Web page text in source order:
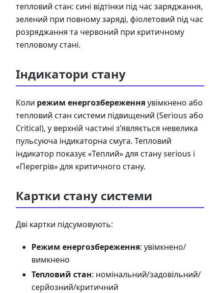
тепловий стан: сині відтінки під час заряджання,
зелений при повному заряді, фіолетовий під час
розряджання та червоний при критичному
тепловому стані.
Індикатори стану
Коли режим енергозбереженняувімкнено або
тепловий стан системи підвищений (Serious або
Critical), у верхній частині з’являється невелика
пульсуюча індикаторна смуга. Тепловий
індикатор показує «Теплий» для стану serious і
«Перегрів» для критичного стану.
Картки стану системи
Дві картки підсумовують:
Режим енергозбереження: увімкнено/
вимкнено
Тепловий стан: номінальний/задовільний/
серйозний/критичний